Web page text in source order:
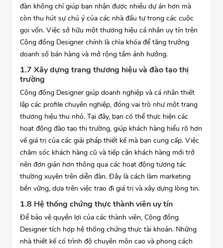
đàn không chỉ giúp bạn nhận được nhiều dự án hơn mà
còn thu hút sự chú ý của các nhà đầu tư trong các cuộc
gọi vốn. Việc sở hữu một thương hiệu cá nhân uy tín trên
Cộng đồng Designer chính là chìa khóa để tăng trưởng
doanh số bán hàng và mở rộng tầm ảnh hưởng.
1.7 Xây dựng trang thương hiệu và đào tạo thị
trường
Cộng đồng Designer giúp doanh nghiệp và cá nhân thiết
lập các profile chuyên nghiệp, đóng vai trò như một trang
thương hiệu thu nhỏ. Tại đây, bạn có thể thực hiện các
hoạt động đào tạo thị trường, giúp khách hàng hiểu rõ hơn
về giá trị của các giải pháp thiết kế mà bạn cung cấp. Việc
chăm sóc khách hàng cũ và tiếp cận khách hàng mới trở
nên đơn giản hơn thông qua các hoạt động tương tác
thường xuyên trên diễn đàn. Đây là cách làm marketing
bền vững, dựa trên việc trao đi giá trị và xây dựng lòng tin.
1.8 Hệ thống chứng thực thành viên uy tín
Để bảo vệ quyền lợi của các thành viên, Cộng đồng
Designer tích hợp hệ thống chứng thực tài khoản. Những
nhà thiết kế có trình độ chuyên môn cao và phong cách